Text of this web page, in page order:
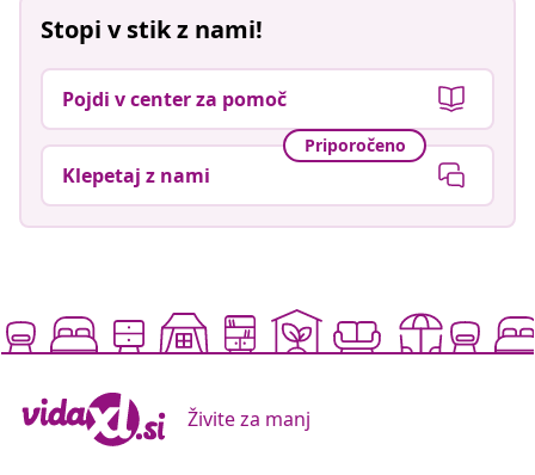
Stopi v stik z nami!
Pojdi v center za pomoč
Priporočeno
Klepetaj z nami
Živite za manj